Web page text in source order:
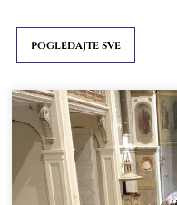
POGLEDAJTE SVE